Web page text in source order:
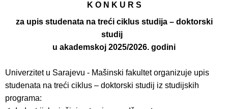
K O N K U R S
za upis studenata na treći ciklus studija – doktorski
studij
u akademskoj 2025/2026. godini
Univerzitet u Sarajevu - Mašinski fakultet organizuje upis
studenata na treći ciklus – doktorski studij iz studijskih
programa: